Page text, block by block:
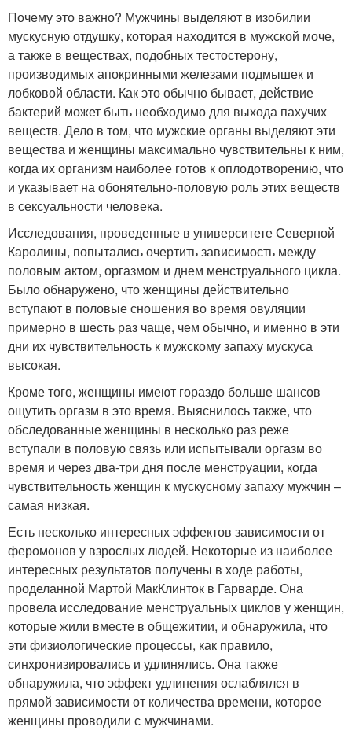
Почему это важно? Мужчины выделяют в изобилии
мускусную отдушку, которая находится в мужской моче,
а также в веществах, подобных тестостерону,
производимых апокринными железами подмышек и
лобковой области. Как это обычно бывает, действие
бактерий может быть необходимо для выхода пахучих
веществ. Дело в том, что мужские органы выделяют эти
вещества и женщины максимально чувствительны к ним,
когда их организм наиболее готов к оплодотворению, что
и указывает на обонятельно-половую роль этих веществ
в сексуальности человека.
Исследования, проведенные в университете Северной
Каролины, попытались очертить зависимость между
половым актом, оргазмом и днем менструального цикла.
Было обнаружено, что женщины действительно
вступают в половые сношения во время овуляции
примерно в шесть раз чаще, чем обычно, и именно в эти
дни их чувствительность к мужскому запаху мускуса
высокая.
Кроме того, женщины имеют гораздо больше шансов
ощутить оргазм в это время. Выяснилось также, что
обследованные женщины в несколько раз реже
вступали в половую связь или испытывали оргазм во
время и через два-три дня после менструации, когда
чувствительность женщин к мускусному запаху мужчин –
самая низкая.
Есть несколько интересных эффектов зависимости от
феромонов у взрослых людей. Некоторые из наиболее
интересных результатов получены в ходе работы,
проделанной Мартой МакКлинток в Гарварде. Она
провела исследование менструальных циклов у женщин,
которые жили вместе в общежитии, и обнаружила, что
эти физиологические процессы, как правило,
синхронизировались и удлинялись. Она также
обнаружила, что эффект удлинения ослаблялся в
прямой зависимости от количества времени, которое
женщины проводили с мужчинами.